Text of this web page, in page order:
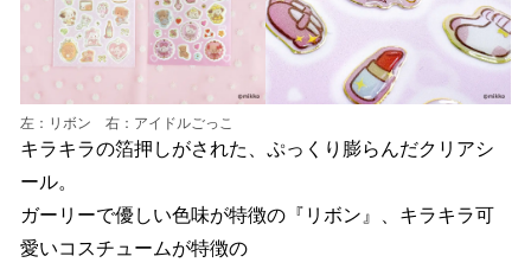
左：リボン 右：アイドルごっこ
キラキラの箔押しがされた、ぷっくり膨らんだクリアシ
ール。
ガーリーで優しい色味が特徴の『リボン』、キラキラ可
愛いコスチュームが特徴の